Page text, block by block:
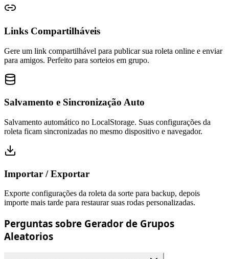
Links Compartilháveis
Gere um link compartilhável para publicar sua roleta online e enviar
para amigos. Perfeito para sorteios em grupo.
Salvamento e Sincronização Auto
Salvamento automático no LocalStorage. Suas configurações da
roleta ficam sincronizadas no mesmo dispositivo e navegador.
Importar / Exportar
Exporte configurações da roleta da sorte para backup, depois
importe mais tarde para restaurar suas rodas personalizadas.
Perguntas sobre Gerador de Grupos
Aleatorios